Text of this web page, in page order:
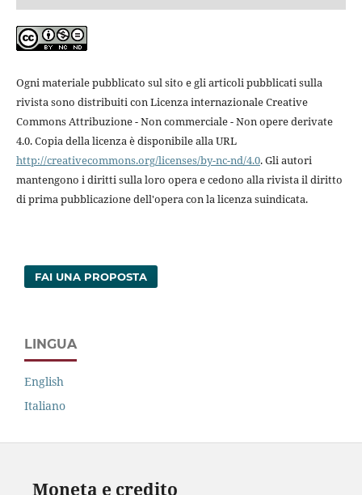
Ogni materiale pubblicato sul sito e gli articoli pubblicati sulla
rivista sono distribuiti con Licenza internazionale Creative
Commons Attribuzione - Non commerciale - Non opere derivate
4.0. Copia della licenza è disponibile alla URL
http://creativecommons.org/licenses/by-nc-nd/4.0. Gli autori
mantengono i diritti sulla loro opera e cedono alla rivista il diritto
di prima pubblicazione dell'opera con la licenza suindicata.
FAI UNA PROPOSTA
LINGUA
English
Italiano
Moneta e credito